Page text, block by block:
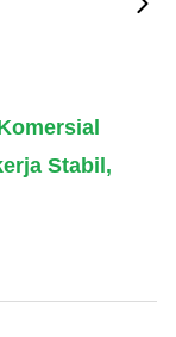
Stabil,